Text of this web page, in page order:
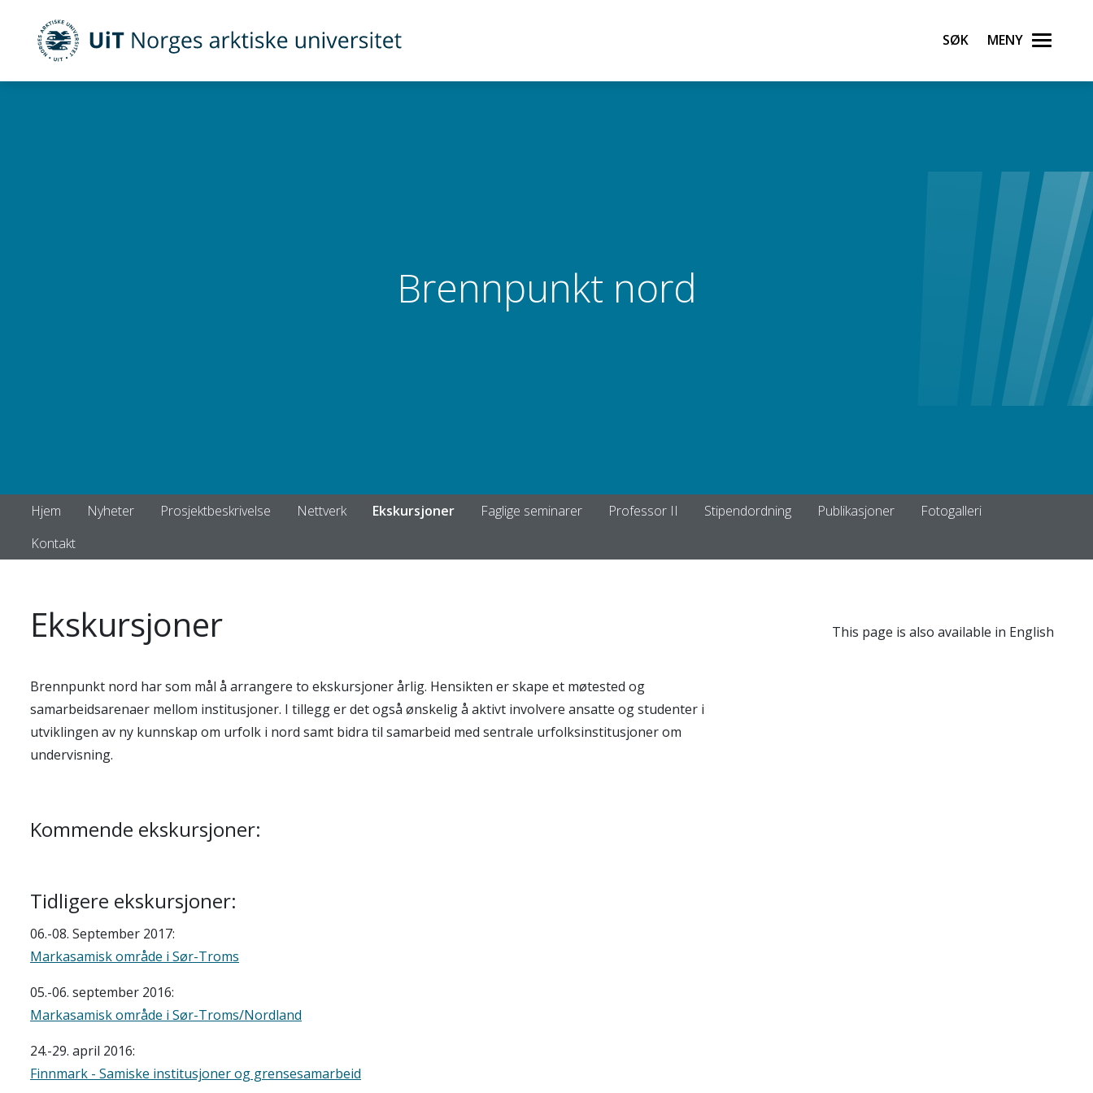
UiT Norges arktiske universitet Søk Meny
Brennpunkt nord
Hjem Nyheter Prosjektbeskrivelse Nettverk Ekskursjoner Faglige seminarer Professor II Stipendordning Publikasjoner
Fotogalleri
Kontakt
Ekskursjoner
Brennpunkt nord har som mål å arrangere to ekskursjoner årlig. Hensikten er skape et møtested og
samarbeidsarenaer mellom institusjoner. I tillegg er det også ønskelig å aktivt involvere ansatte og studenter i
utviklingen av ny kunnskap om urfolk i nord samt bidra til samarbeid med sentrale urfolksinstitusjoner om
undervisning.
Kommende ekskursjoner:
Tidligere ekskursjoner:
06.-08. September 2017:
Markasamisk område i Sør-Troms
05.-06. september 2016:
Markasamisk område i Sør-Troms/Nordland
24.-29. april 2016:
Finnmark - Samiske institusjoner og grensesamarbeid
This page is also available in English